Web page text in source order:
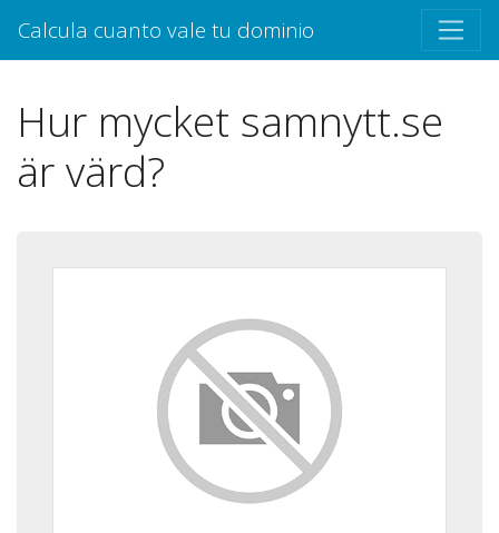
Calcula cuanto vale tu dominio
Hur mycket samnytt.se
är värd?